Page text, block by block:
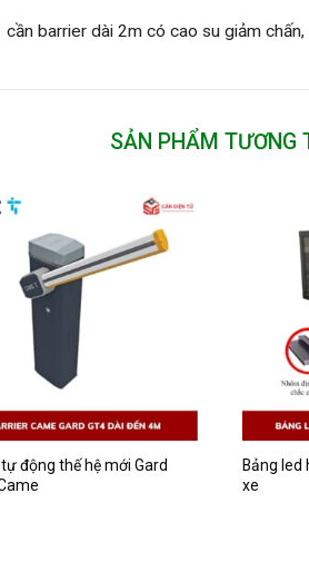
barrier dài 2m có cao su giảm
SẢN PHẨM TƯƠNG
động thế hệ mới Gard
Bảng led
xe